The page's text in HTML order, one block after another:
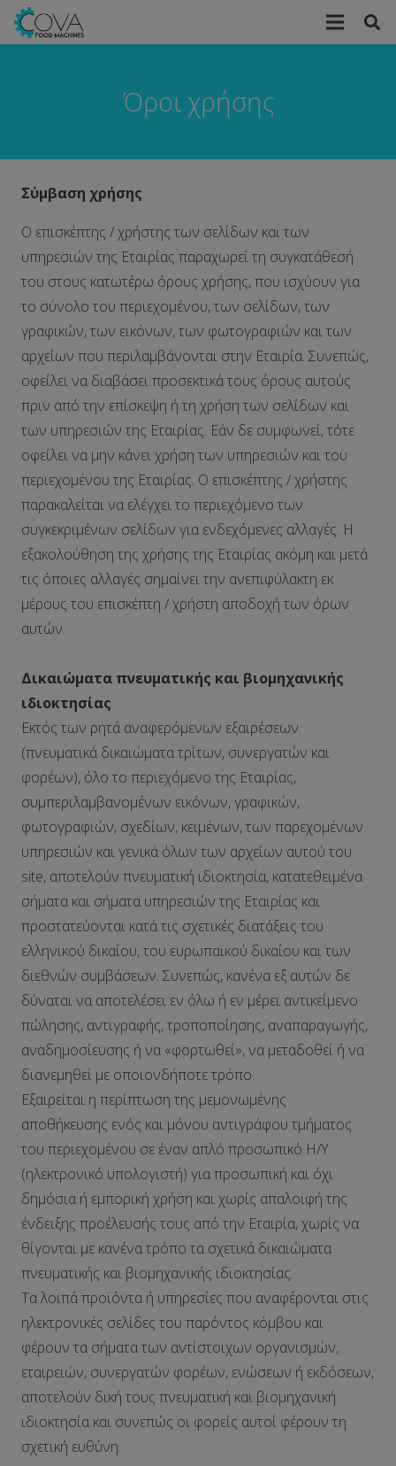
Όροι χρήσης
Σύμβαση χρήσης
Ο επισκέπτης / χρήστης των σελίδων και των
υπηρεσιών της Εταιρίας παραχωρεί τη συγκατάθεσή
του στους κατωτέρω όρους χρήσης, που ισχύουν για
το σύνολο του περιεχομένου, των σελίδων, των
γραφικών, των εικόνων, των φωτογραφιών και των
αρχείων που περιλαμβάνονται στην Εταιρία. Συνεπώς,
οφείλει να διαβάσει προσεκτικά τους όρους αυτούς
πριν από την επίσκεψη ή τη χρήση των σελίδων και
των υπηρεσιών της Εταιρίας. Εάν δε συμφωνεί, τότε
οφείλει να μην κάνει χρήση των υπηρεσιών και του
περιεχομένου της Εταιρίας. Ο επισκέπτης / χρήστης
παρακαλείται να ελέγχει το περιεχόμενο των
συγκεκριμένων σελίδων για ενδεχόμενες αλλαγές. Η
εξακολούθηση της χρήσης της Εταιρίας ακόμη και μετά
τις όποιες αλλαγές σημαίνει την ανεπιφύλακτη εκ
μέρους του επισκέπτη / χρήστη αποδοχή των όρων
αυτών.
Δικαιώματα πνευματικής και βιομηχανικής
ιδιοκτησίας
Εκτός των ρητά αναφερόμενων εξαιρέσεων
(πνευματικά δικαιώματα τρίτων, συνεργατών και
φορέων), όλο το περιεχόμενο της Εταιρίας,
συμπεριλαμβανομένων εικόνων, γραφικών,
φωτογραφιών, σχεδίων, κειμένων, των παρεχομένων
υπηρεσιών και γενικά όλων των αρχείων αυτού του
site, αποτελούν πνευματική ιδιοκτησία, κατατεθειμένα
σήματα και σήματα υπηρεσιών της Εταιρίας και
προστατεύονται κατά τις σχετικές διατάξεις του
ελληνικού δικαίου, του ευρωπαϊκού δικαίου και των
διεθνών συμβάσεων. Συνεπώς, κανένα εξ αυτών δε
δύναται να αποτελέσει εν όλω ή εν μέρει αντικείμενο
πώλησης, αντιγραφής, τροποποίησης, αναπαραγωγής,
αναδημοσίευσης ή να «φορτωθεί», να μεταδοθεί ή να
διανεμηθεί με οποιονδήποτε τρόπο.
Εξαιρείται η περίπτωση της μεμονωμένης
αποθήκευσης ενός και μόνου αντιγράφου τμήματος
του περιεχομένου σε έναν απλό προσωπικό Η/Υ
(ηλεκτρονικό υπολογιστή) για προσωπική και όχι
δημόσια ή εμπορική χρήση και χωρίς απαλοιφή της
ένδειξης προέλευσής τους από την Εταιρία, χωρίς να
θίγονται με κανένα τρόπο τα σχετικά δικαιώματα
πνευματικής και βιομηχανικής ιδιοκτησίας.
Τα λοιπά προϊόντα ή υπηρεσίες που αναφέρονται στις
ηλεκτρονικές σελίδες του παρόντος κόμβου και
φέρουν τα σήματα των αντίστοιχων οργανισμών,
εταιρειών, συνεργατών φορέων, ενώσεων ή εκδόσεων,
αποτελούν δική τους πνευματική και βιομηχανική
ιδιοκτησία και συνεπώς οι φορείς αυτοί φέρουν τη
σχετική ευθύνη.